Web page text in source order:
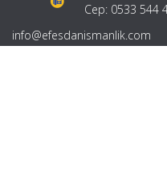
Cep: 0533 544
info@efesdanismanlik.com